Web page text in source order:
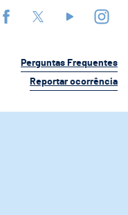
Perguntas Frequentes
Reportar ocorrência